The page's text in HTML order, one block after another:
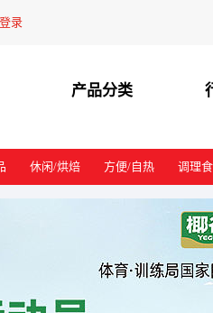
登录
产品分类
休闲/烘焙 方便/自热 调理